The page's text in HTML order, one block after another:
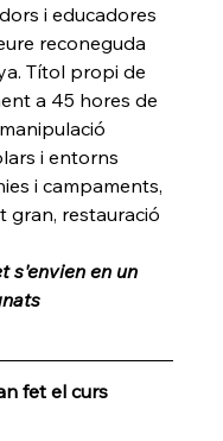
i educadores
reconeguda
Títol propi de
a 45 hores de
i entorns
i campaments,
gran, restauració
s'envien en un
fet el curs